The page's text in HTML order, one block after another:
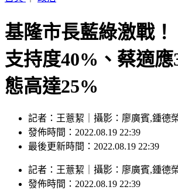
基隆市長藍綠激戰
支持度40%、蔡適
態高達25%
發佈時間：2022.08.19 22:39
最後更新時間：2022.08.19 22:39
發佈時間：2022.08.19 22:39
最後更新時間：2022.08.19 22:39